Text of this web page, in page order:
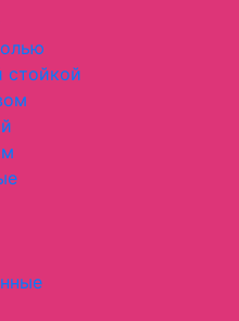
стойкой